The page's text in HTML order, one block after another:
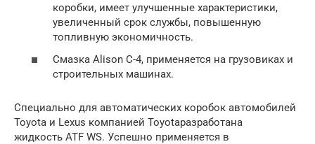
коробки, имеет улучшенные характеристики,
увеличенный срок службы, повышенную
топливную экономичность.
Смазка Alison C-4, применяется на грузовиках и
строительных машинах.
Специально для автоматических коробок автомобилей
Toyota и Lexus компанией Toyotaразработана
жидкость ATF WS. Успешно применяется в